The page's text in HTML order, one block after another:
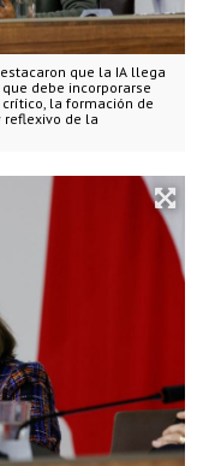
que la IA llega
debe incorporarse
la formación de
reflexivo de la